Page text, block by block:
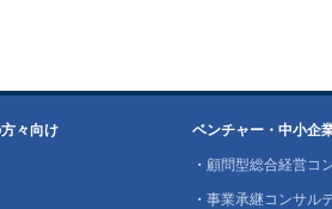
々向け ベンチャー・中小企
・ 顧問型総合経営コ
・ 事業承継コンサル